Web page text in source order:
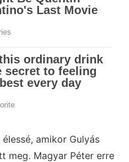
amikor Gulyás
meg. Magyar Péter erre